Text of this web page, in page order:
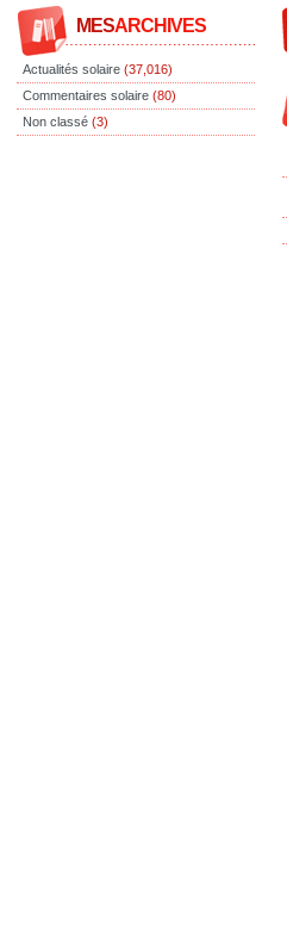
MESARCHIVES
Actualités solaire (37,016)
Commentaires solaire (80)
Non classé (3)